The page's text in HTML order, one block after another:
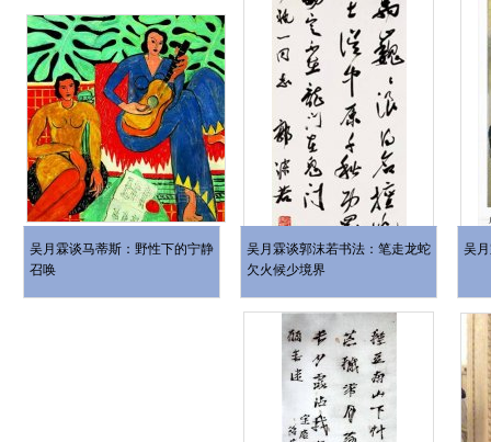
吴月霖谈马蒂斯：野性下的宁静
召唤
吴月霖谈郭沫若书法：笔走龙蛇
欠火候少境界
吴